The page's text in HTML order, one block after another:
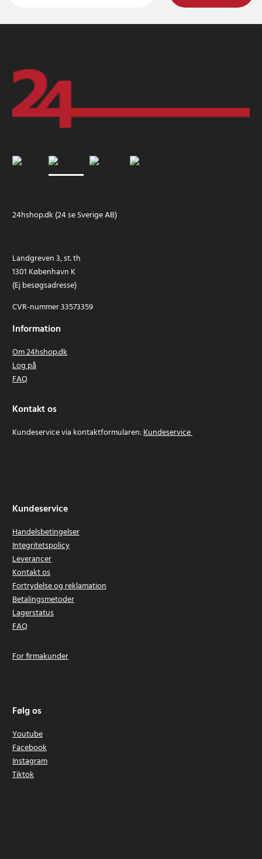
24hshop.dk (24 se Sverige AB)
Landgreven 3, st. th
1301 København K
(Ej besøgsadresse)
CVR-nummer 33573359
Information
Om 24hshop.dk
Log på
FAQ
Kontakt os
Kundeservice via kontaktformularen:Kundeservice
Kundeservice
Handelsbetingelser
Integritetspolicy
Leverancer
Kontakt os
Fortrydelse og reklamation
Betalingsmetoder
Lagerstatus
FAQ
For firmakunder
Følg os
Youtube
Facebook
Instagram
Tiktok